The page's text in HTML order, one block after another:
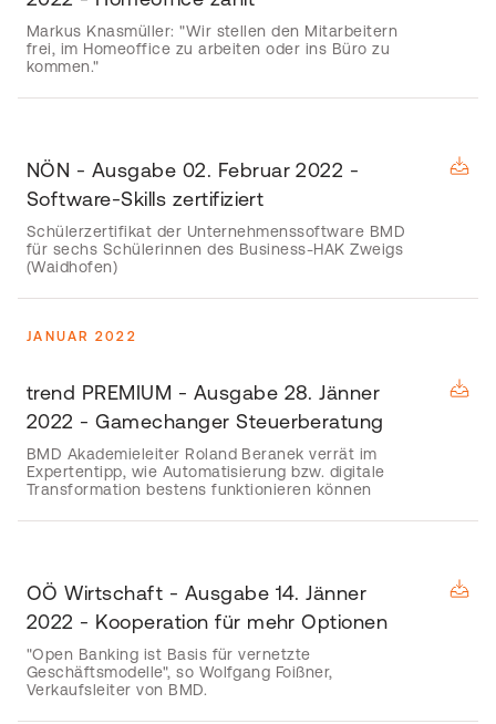
Markus Knasmüller: "Wir stellen den Mitarbeitern
frei, im Homeoffice zu arbeiten oder ins Büro zu
kommen."
NÖN - Ausgabe 02. Februar 2022 -
Software-Skills zertifiziert
Schülerzertifikat der Unternehmenssoftware BMD
für sechs Schülerinnen des Business-HAK Zweigs
(Waidhofen)
JANUAR 2022
trend PREMIUM - Ausgabe 28. Jänner
2022 - Gamechanger Steuerberatung
BMD Akademieleiter Roland Beranek verrät im
Expertentipp, wie Automatisierung bzw. digitale
Transformation bestens funktionieren können
OÖ Wirtschaft - Ausgabe 14. Jänner
2022 - Kooperation für mehr Optionen
"Open Banking ist Basis für vernetzte
Geschäftsmodelle", so Wolfgang Foißner,
Verkaufsleiter von BMD.